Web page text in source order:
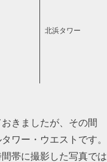
北浜タワー
きましたが、その間
ワー・ウエストです。
帯に撮影した写真では